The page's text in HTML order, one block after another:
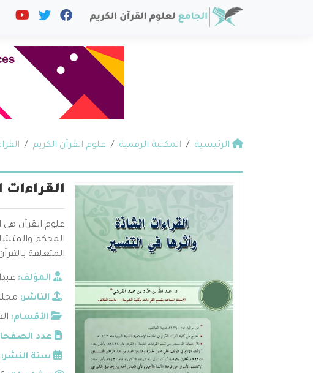
الرئيسية المكتبة الرقمية علوم القرآن الكريم
القراءات
علوم القرآن هي
المحكم
المتعلقة
المؤلف:
الناشر:
الأقسام:
عدد
سنة النشر: